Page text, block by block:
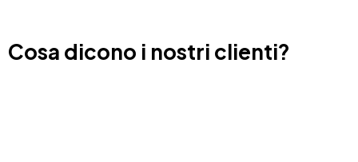
Cosa dicono i nostri clienti?